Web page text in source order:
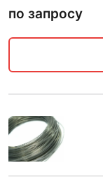
по запросу